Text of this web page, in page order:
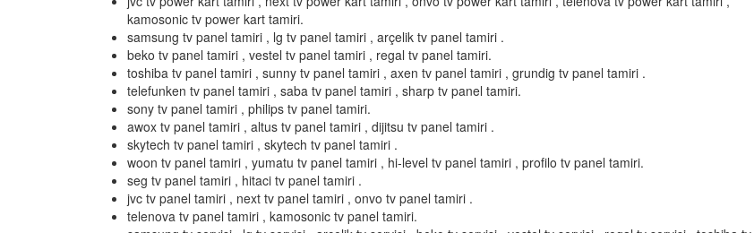
kamosonic tv power kart tamiri.
samsung tv panel tamiri , lg tv panel tamiri , arçelik tv panel tamiri .
beko tv panel tamiri , vestel tv panel tamiri , regal tv panel tamiri.
toshiba tv panel tamiri , sunny tv panel tamiri , axen tv panel tamiri , grundig tv panel tamiri .
telefunken tv panel tamiri , saba tv panel tamiri , sharp tv panel tamiri.
sony tv panel tamiri , philips tv panel tamiri.
awox tv panel tamiri , altus tv panel tamiri , dijitsu tv panel tamiri .
skytech tv panel tamiri , skytech tv panel tamiri .
woon tv panel tamiri , yumatu tv panel tamiri , hi-level tv panel tamiri , profilo tv panel tamiri.
seg tv panel tamiri , hitaci tv panel tamiri .
jvc tv panel tamiri , next tv panel tamiri , onvo tv panel tamiri .
telenova tv panel tamiri , kamosonic tv panel tamiri.